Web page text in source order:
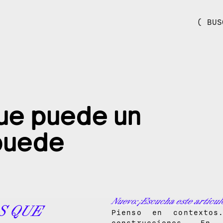
(
puede un
QUE
Nuevo: ¡Escucha este
Pienso en